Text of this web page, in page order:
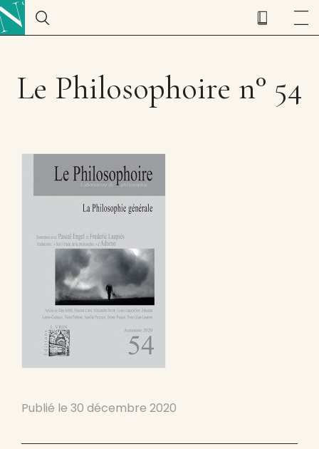
Le Philosophoire n° 54
Publié le 30 décembre 2020